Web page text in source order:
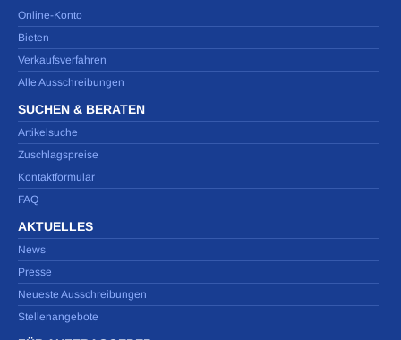
Online-Konto
Bieten
Verkaufsverfahren
Alle Ausschreibungen
SUCHEN & BERATEN
Artikelsuche
Zuschlagspreise
Kontaktformular
FAQ
AKTUELLES
News
Presse
Neueste Ausschreibungen
Stellenangebote